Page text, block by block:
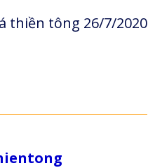
thiền tông 26/7/2020